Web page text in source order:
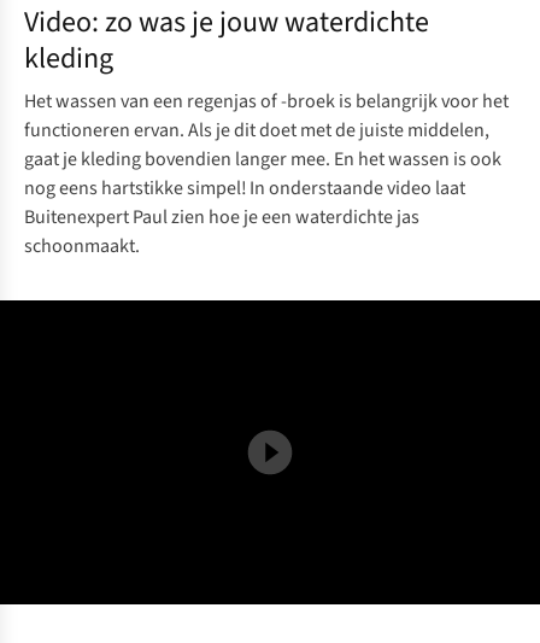
Video: zo was je jouw waterdichte
kleding
Het wassen van een regenjas of -broek is belangrijk voor het
functioneren ervan. Als je dit doet met de juiste middelen,
gaat je kleding bovendien langer mee. En het wassen is ook
nog eens hartstikke simpel! In onderstaande video laat
Buitenexpert Paul zien hoe je een waterdichte jas
schoonmaakt.